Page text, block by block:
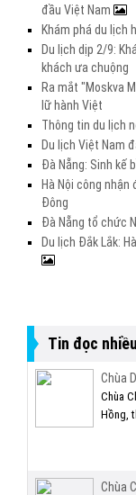
đầu Việt Nam
Khám phá du lịch
Du lịch dịp 2/9:
khách ưa chuộng
Ra mắt "Moskva
lữ hành Việt
Thông tin du lịch
Du lịch Việt Nam
Đà Nẵng: Sinh kế
Hà Nội công nhận
Đông
Đà Nẵng tổ chức
Du lịch Đắk Lắk:
Tin đọc nhiều
Chùa
Chùa
Hồng,
Chùa